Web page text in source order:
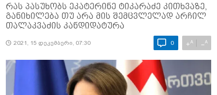
რას პასუხობს ეკატერინე ტიკარაძე კითხვაზე,
განიხილება თუ არა მის შემცვლელად არჩილ
თალაკვაძის კანდიდატურა
2021, 15 დეკემბერი, 07:30 0 +A −A